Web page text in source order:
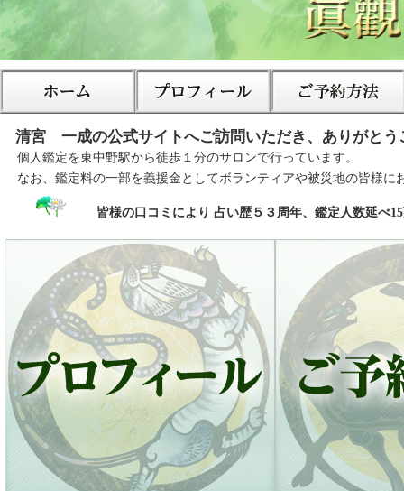
清宮 一成の公式サイトへご訪問いただき、ありがとう
個人鑑定を東中野駅から徒歩１分のサロンで行っています。
なお、鑑定料の一部を義援金としてボランティアや被災地の皆様に
皆様の口コミにより 占い歴５３周年、鑑定人数延べ